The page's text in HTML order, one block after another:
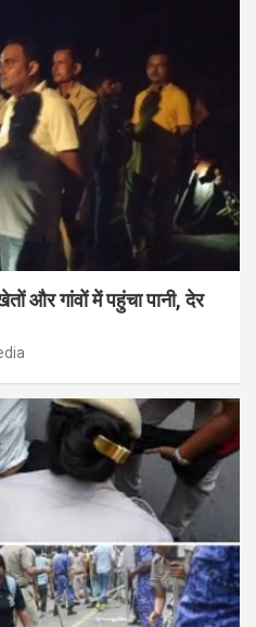
और गांवों में पहुंचा पानी, देर